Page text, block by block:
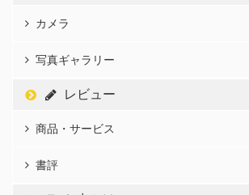
カメラ
写真ギャラリー
レビュー
商品・サービス
書評